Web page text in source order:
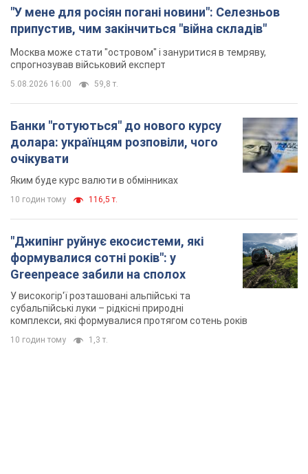
"У мене для росіян погані новини": Селезньов
припустив, чим закінчиться "війна складів"
Москва може стати "островом" і зануритися в темряву,
спрогнозував військовий експерт
5.08.2026 16:00 59,8 т.
Банки "готуються" до нового курсу
долара: українцям розповіли, чого
очікувати
Яким буде курс валюти в обмінниках
10 годин тому 116,5 т.
"Джипінг руйнує екосистеми, які
формувалися сотні років": у
Greenpeace забили на сполох
У високогір'ї розташовані альпійські та
субальпійські луки – рідкісні природні
комплекси, які формувалися протягом сотень років
10 годин тому 1,3 т.